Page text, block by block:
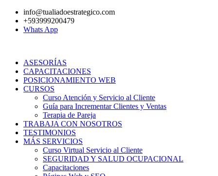
contenido
info@tualiadoestrategico.com
+593999200479
Whats App
ASESORÍAS
CAPACITACIONES
POSICIONAMIENTO WEB
CURSOS
Curso Atención y Servicio al Cliente
Guía para Incrementar Clientes y Ventas
Terapia de Pareja
TRABAJA CON NOSOTROS
TESTIMONIOS
MÁS SERVICIOS
Curso Virtual Servicio al Cliente
SEGURIDAD Y SALUD OCUPACIONAL
Capacitaciones